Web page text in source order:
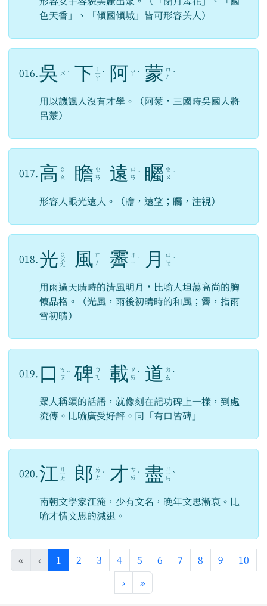
色天香」、「傾國傾城」皆可形容美人）
016. 吳 ㄨ ˊ 下 ㄒ
ㄧ
ㄚ
ˋ 阿 ㄚ ˋ 蒙 ㄇ
ㄥ
ˊ
用以譏諷人沒有才學。（阿蒙，三國時吳國大將
呂蒙）
017. 高 ㄍ
ㄠ
瞻 ㄓ
ㄢ
遠 ㄩ
ㄢ ˇ 矚 ㄓ
ㄨ ˇ
形容人眼光遠大。（瞻，遠望；矚，注視）
018. 光 ㄍ
ㄨ
ㄤ 風 ㄈ
ㄥ
霽 ㄐ
ㄧ ˋ 月
ㄩ
ㄝ ˋ
用雨過天晴時的清風明月，比喻人坦蕩高尚的胸
懷品格。（光風，雨後初晴時的和風；霽，指雨
雪初晴）
019. 口
ㄎ
ㄡ ˇ 碑 ㄅ
ㄟ
載 ㄗ
ㄞ ˋ 道 ㄉ
ㄠ ˋ
眾人稱頌的話語，就像刻在記功碑上一樣，到處
流傳。比喻廣受好評。同「有口皆碑」
020. 江 ㄐ
ㄧ
ㄤ 郎 ㄌ
ㄤ ˊ 才 ㄘ
ㄞ ˊ 盡 ㄐ
ㄧ
ㄣ
ˋ
南朝文學家江淹，少有文名，晚年文思漸衰。比
喻才情文思的減退。
« ‹ 1 (目前頁次)
2 3 4 5 6 7 8 9 10
›下一頁
»最後頁